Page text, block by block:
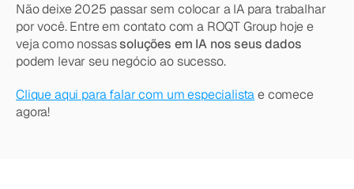
Não deixe 2025 passar sem colocar a IA para trabalhar
por você. Entre em contato com a ROQT Group hoje e
veja como nossas soluções em IA nos seus dados
podem levar seu negócio ao sucesso.
Clique aqui para falar com um especialista e comece
agora!